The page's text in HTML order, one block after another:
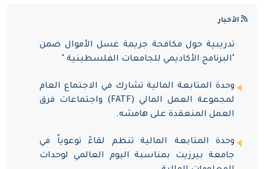
الأخبار
والضرائب ، وحدة المتابعة المالية تقدم جلسة
تدريبية حول مكافحة جريمة غسل الأموال ضمن
"البرنامج الأكاديمي للجامعات الفلسطينية "
وحدة المتابعة المالية تشارك في الاجتماع العام
لمجموعة العمل المالي (FATF) واجتماعات فرق
العمل المنعقدة على هامشه.
وحدة المتابعة المالية تنظم لقاءً توعوياً في
جامعة بيرزيت بمناسبة اليوم العالمي لوحدات